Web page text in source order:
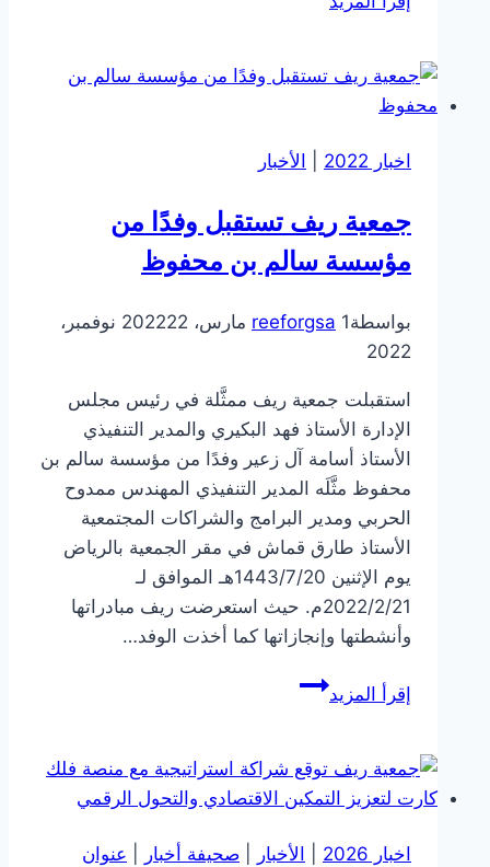
اخبار 2022 الأخبار
جمعية ريف تستقبل وفدًا من
مؤسسة سالم بن محفوظ
بواسطة reeforgsa 1 مارس، 2022
22 نوفمبر،
2022
استقبلت جمعية ريف ممثَّلة في رئيس مجلس
الإدارة الأستاذ فهد البكيري والمدير التنفيذي
الأستاذ أسامة آل زعير وفدًا من مؤسسة سالم بن
محفوظ مثَّلَه المدير التنفيذي المهندس ممدوح
الحربي ومدير البرامج والشراكات المجتمعية
الأستاذ طارق قماش في مقر الجمعية بالرياض
يوم الإثنين 1443/7/20هـ الموافق لـ
2022/2/21م. حيث استعرضت ريف مبادراتها
وأنشطتها وإنجازاتها كما أخذت الوفد…
إقرأ المزيد
اخبار 2026 الأخبار صحيفة أخبار
عنوان